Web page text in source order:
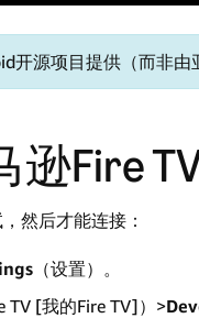
开源项目提供（而非由
逊Fire
然后才能连接：
（设置）。
TV [我的Fire TV]）>